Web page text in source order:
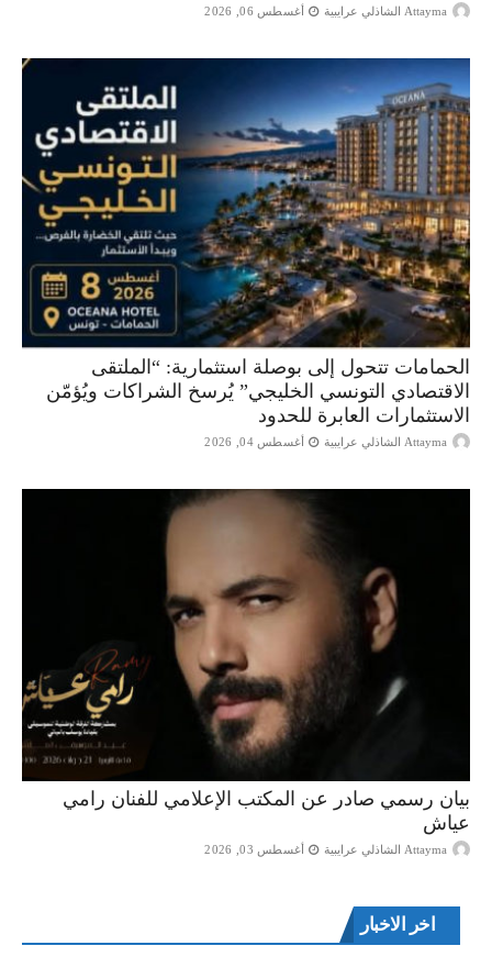
Attayma الشاذلي عرايبية أغسطس 06, 2026
الحمامات تتحول إلى بوصلة استثمارية: “الملتقى
الاقتصادي التونسي الخليجي” يُرسخ الشراكات ويُؤمّن
الاستثمارات العابرة للحدود
Attayma الشاذلي عرايبية أغسطس 04, 2026
بيان رسمي صادر عن المكتب الإعلامي للفنان رامي
عياش
Attayma الشاذلي عرايبية أغسطس 03, 2026
اخر الاخبار